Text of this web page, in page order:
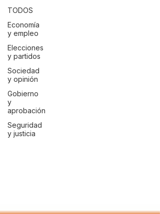
TODOS
Economía
y empleo
Elecciones
y partidos
Sociedad
y opinión
Gobierno
y
aprobación
Seguridad
y justicia